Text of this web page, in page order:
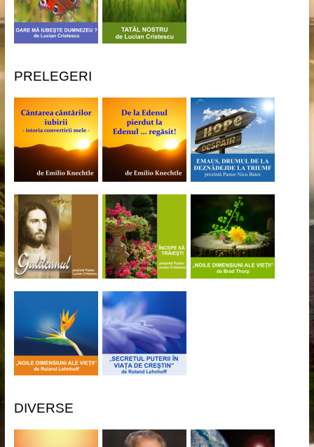
PRELEGERI
DIVERSE